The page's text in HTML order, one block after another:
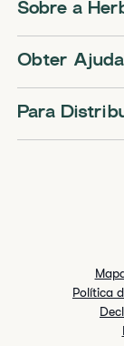
Sobre a
Obter Ajuda
Para
Política